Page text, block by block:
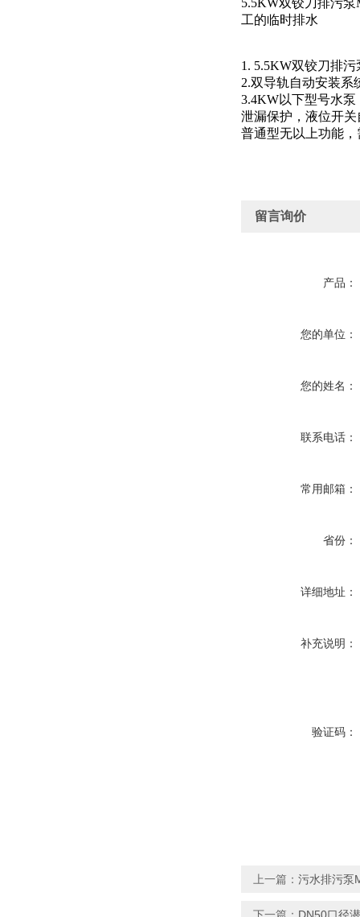
5.5KW双铰刀排污
工的临时排水
1. 5.5KW双铰刀排
2.双导轨自动安装系
3.4KW以下型号水
泄漏保护，液位开
普通型无以上功能
留言询价
产品：
您的单位：
您的姓名：
联系电话：
常用邮箱：
省份：
详细地址：
补充说明：
验证码：
上一篇： 污水排污泵